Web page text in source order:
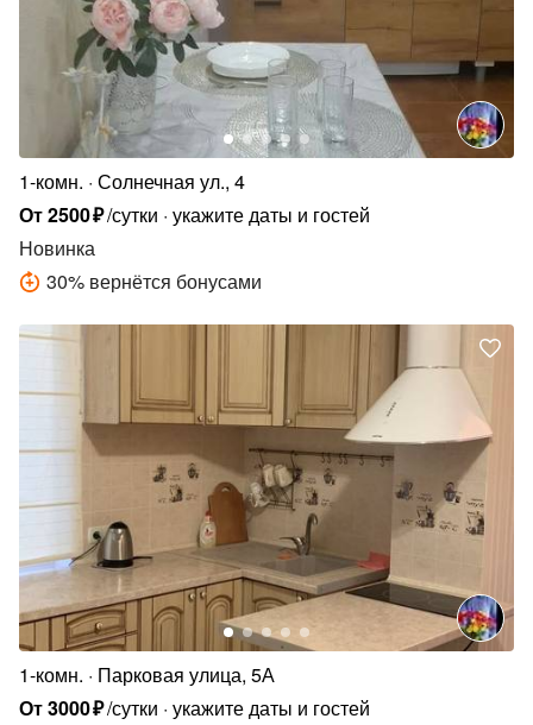
1-комн. Солнечная ул., 4
От2500₽/сутки укажите даты и гостей
Новинка
30% вернётся бонусами
1-комн.
Парковая улица, 5А
От3000₽/сутки укажите даты и гостей